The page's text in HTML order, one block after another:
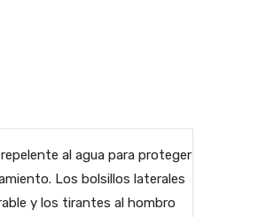
al agua para proteger
Los bolsillos laterales
y los tirantes al hombro